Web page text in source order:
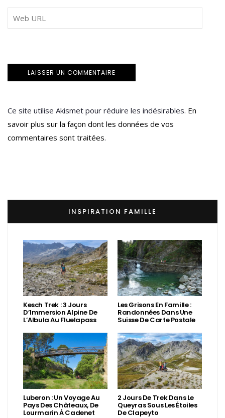
Ce site utilise Akismet pour réduire les indésirables. En
savoir plus sur la façon dont les données de vos
commentaires sont traitées.
INSPIRATION FAMILLE
Kesch Trek : 3 Jours
D’Immersion Alpine De
L’Albula Au Fluelapass
Les Grisons En Famille :
Randonnées Dans Une
Suisse De Carte Postale
Luberon : Un Voyage Au
Pays Des Châteaux, De
Lourmarin À Cadenet
2 Jours De Trek Dans Le
Queyras Sous Les Étoiles
De Clapeyto